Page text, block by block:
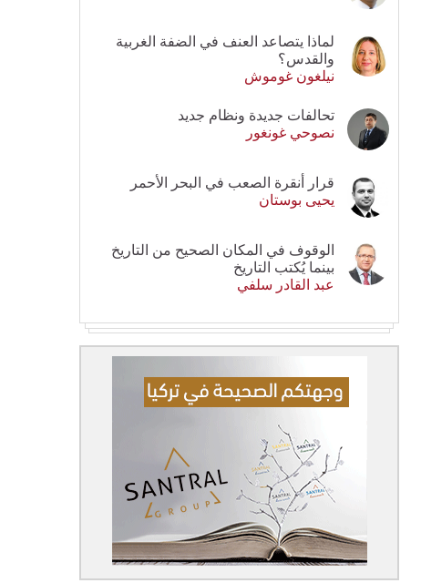
لماذا يتصاعد العنف في الضفة الغربية
والقدس؟
نيلغون غوموش
تحالفات جديدة ونظام جديد
نصوحي غونغور
قرار أنقرة الصعب في البحر الأحمر
يحيى بوستان
الوقوف في المكان الصحيح من التاريخ
بينما يُكتب التاريخ
عبد القادر سلفي